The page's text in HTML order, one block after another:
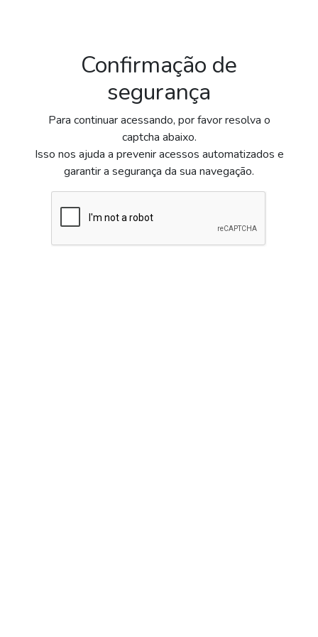
Confirmação de
segurança
Para continuar acessando, por favor resolva o
captcha abaixo.
Isso nos ajuda a prevenir acessos automatizados e
garantir a segurança da sua navegação.